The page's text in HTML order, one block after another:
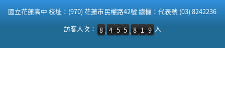
國立花蓮高中 校址：(970) 花蓮市民權路42號 總機：代表號 (03) 8242236
訪客人次：8,455,819 人
訪客人次： 8 , 4 5 5 , 8 1 9 人